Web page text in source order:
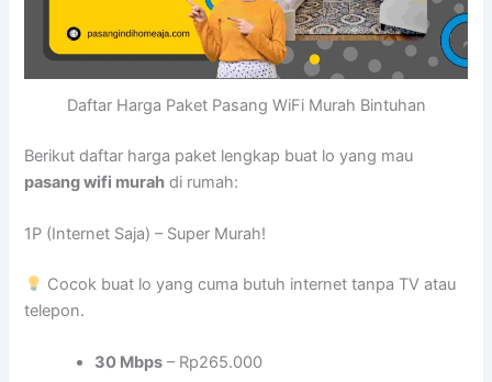
Daftar Harga Paket Pasang WiFi Murah Bintuhan
Berikut daftar harga paket lengkap buat lo yang mau
pasang wifi murah di rumah:
1P (Internet Saja) – Super Murah!
Cocok buat lo yang cuma butuh internet tanpa TV atau
telepon.
30 Mbps – Rp265.000